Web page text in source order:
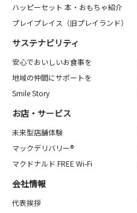
ハッピーセット 本・おもちゃ紹介
プレイプレイス（旧プレイランド）
サステナビリティ
安心でおいしいお食事を
地域の仲間にサポートを
Smile Story
お店・サービス
未来型店舗体験
マックデリバリー®
マクドナルド FREE Wi-Fi
会社情報
代表挨拶